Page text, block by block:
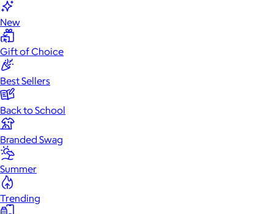
New
Gift of Choice
Best Sellers
Back to School
Branded Swag
Summer
Trending